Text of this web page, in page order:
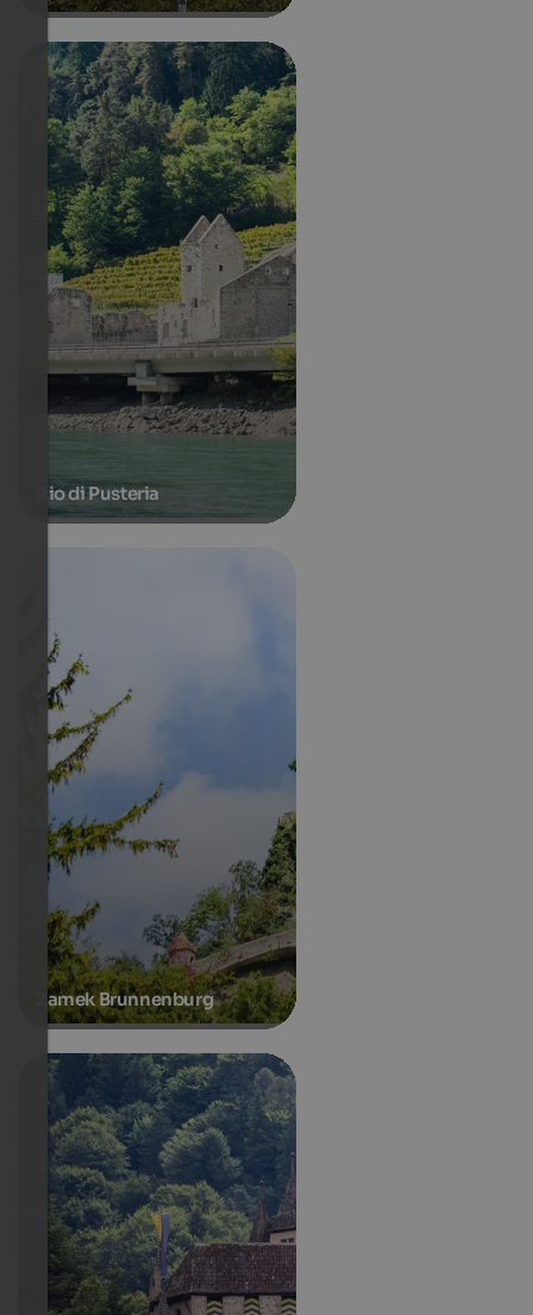
Rio di Pusteria
Zamek Brunnenburg